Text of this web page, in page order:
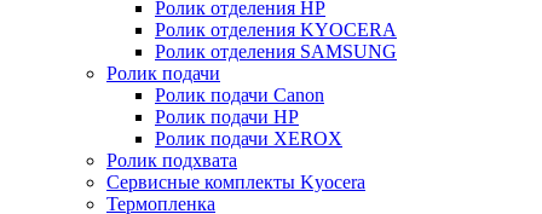
Ролик отделения HP
Ролик отделения KYOCERA
Ролик отделения SAMSUNG
Ролик подачи
Ролик подачи Canon
Ролик подачи HP
Ролик подачи XEROX
Ролик подхвата
Сервисные комплекты Kyocera
Термопленка